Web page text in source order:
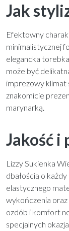
Jak
Efektowny
minimalistycznej
elegancka
może być
imprezowy klimat
znakomicie
marynarką.
Jakość i
Lizzy Sukienka
dbałością o
elastycznego
wykończenia
ozdób i komfort
specjalnych